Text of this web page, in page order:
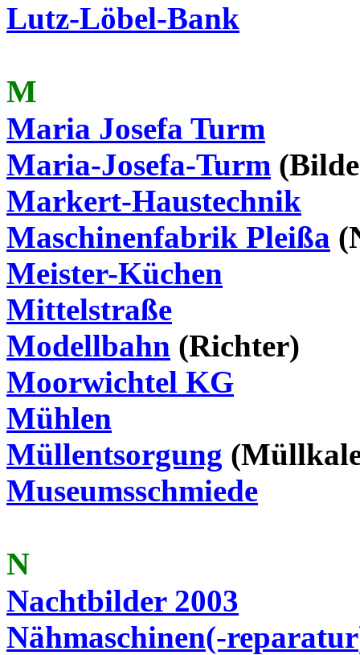
Lutz-Löbel-Bank
M
Maria Josefa Turm
Maria-Josefa-Turm
Markert-Haustechnik
Maschinenfabrik Pleißa
Meister-Küchen
Mittelstraße
Modellbahn (Richter)
Moorwichtel KG
Mühlen
Müllentsorgung
Museumsschmiede
N
Nachtbilder 2003
Nähmaschinen(-reparatur